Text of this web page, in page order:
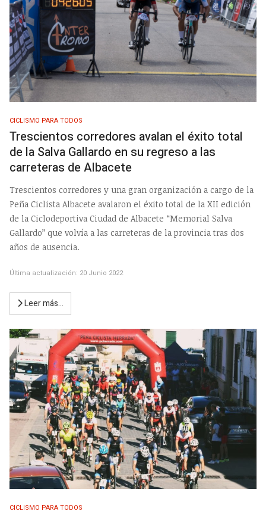
CICLISMO PARA TODOS
Trescientos corredores avalan el éxito total
de la Salva Gallardo en su regreso a las
carreteras de Albacete
Trescientos corredores y una gran organización a cargo de la
Peña Ciclista Albacete avalaron el éxito total de la XII edición
de la Ciclodeportiva Ciudad de Albacete “Memorial Salva
Gallardo” que volvía a las carreteras de la provincia tras dos
años de ausencia.
Última actualización: 20 Junio 2022
Leer más…
CICLISMO PARA TODOS